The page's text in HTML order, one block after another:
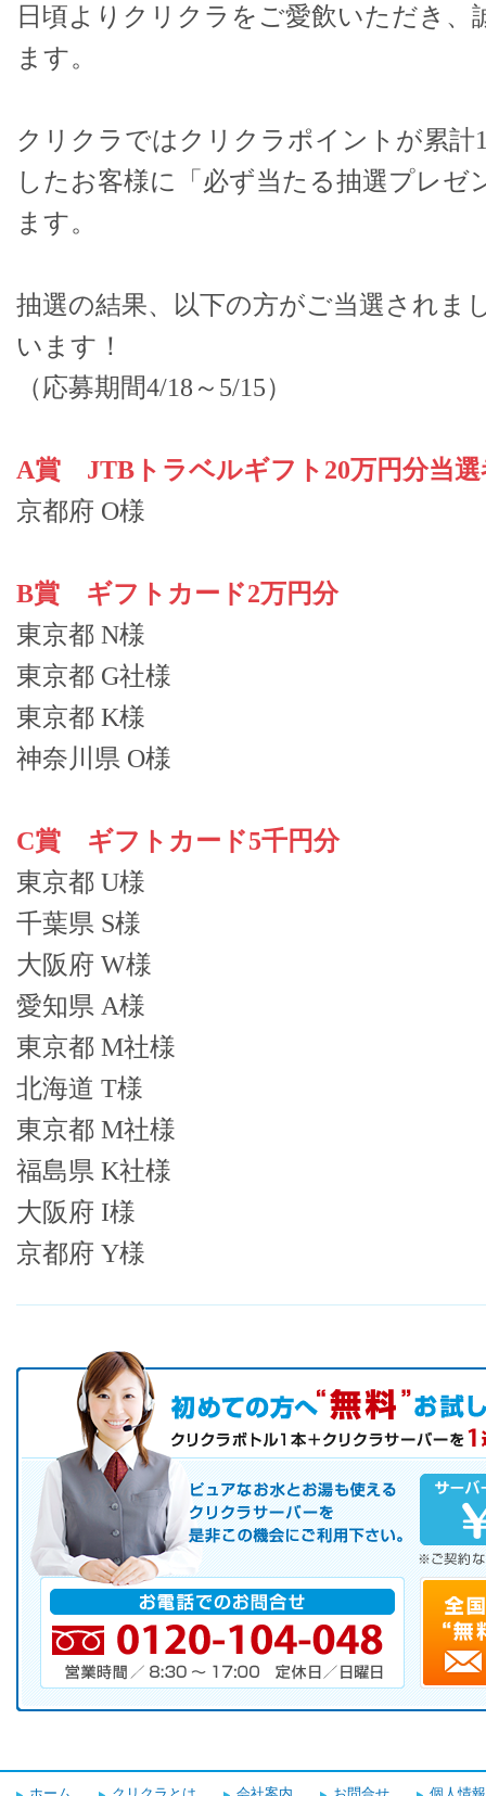
日頃よりクリクラをご愛飲いただき
ます。
クリクラではクリクラポイントが累計
したお客様に「必ず当たる抽選プレゼ
ます。
抽選の結果、以下の方がご当選されま
います！
（応募期間4/18～5/15）
A賞 JTBトラベルギフト20万円分当選
京都府 O様
B賞 ギフトカード2万円分
東京都 N様
東京都 G社様
東京都 K様
神奈川県 O様
C賞 ギフトカード5千円分
東京都 U様
千葉県 S様
大阪府 W様
愛知県 A様
東京都 M社様
北海道 T様
東京都 M社様
福島県 K社様
大阪府 I様
京都府 Y様
初めての方へ キャンペーン実施中！
お気軽にお申し込み下さい。
ピュアなお水とお湯も使えるクリクラサーバーを是非この機会にご
サーバレンタル
ご自宅まで配送
※ご契約なさらなくても結構です。
お電話でのお問合せ
電話番号・営業時間・定休日